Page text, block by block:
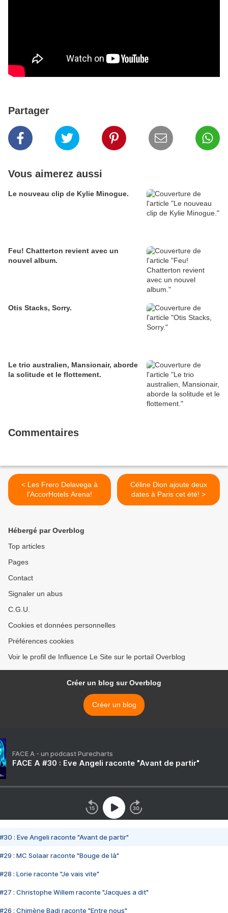
Partager
Vous aimerez aussi
Le nouveau clip de Kylie Minogue.
Feu! Chatterton revient avec un
nouvel album.
Otis Stacks, Sorry.
Le trio australien, Mansionair, aborde
la solitude et le flottement.
Commentaires
< Les Frero Delavega à
l'AccorHotels Arena!
Céline Dion ajoute deux
dates à Paris cet été! >
Hébergé par Overblog
Top articles
Pages
Contact
Signaler un abus
C.G.U.
Cookies et données personnelles
Préférences cookies
Voir le profil de Influence Le Site sur le portail Overblog
Créer un blog sur Overblog
Créer un blog
FACE A - un podcast Purecharts
FACE A #30 : Eve Angeli raconte "Avant de partir"
#30 : Eve Angeli raconte "Avant de partir"
#29 : MC Solaar raconte "Bouge de là"
#28 : Lorie raconte "Je vais vite"
#27 : Christophe Willem raconte "Jacques a dit"
#26 : Chimène Badi raconte "Entre nous"